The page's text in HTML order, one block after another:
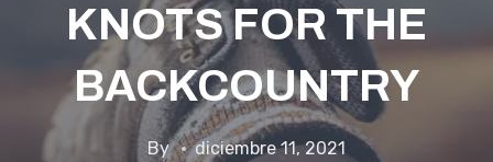
KNOTS FOR THE
BACKCOUNTRY
By diciembre 11, 2021